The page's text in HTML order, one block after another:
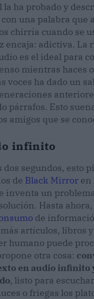
ha probado y
una palabra que
chirría cuando se
encaja: adictiva. La
es el ideal para
mientras haces
voces ha dado un
párrafos. Esto
amigos que se
infinito
dos segundos, esto
de Black Mirror en
inventa un
Hasta ahora,
de
artículos, libros
humano puede
otra cosa:
en audio infinito
, listo para
o friegas los